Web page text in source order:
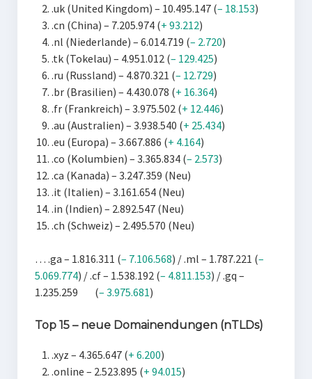
.uk (United Kingdom) – 10.495.147 (– 18.153)
.cn (China) – 7.205.974 (+ 93.212)
.nl (Niederlande) – 6.014.719 (– 2.720)
.tk (Tokelau) – 4.951.012 (– 129.425)
.ru (Russland) – 4.870.321 (– 12.729)
.br (Brasilien) – 4.430.078 (+ 16.364)
.fr (Frankreich) – 3.975.502 (+ 12.446)
.au (Australien) – 3.938.540 (+ 25.434)
.eu (Europa) – 3.667.886 (+ 4.164)
.co (Kolumbien) – 3.365.834 (– 2.573)
.ca (Kanada) – 3.247.359 (Neu)
.it (Italien) – 3.161.654 (Neu)
.in (Indien) – 2.892.547 (Neu)
.ch (Schweiz) – 2.495.570 (Neu)
… .ga – 1.816.311 (– 7.106.568) / .ml – 1.787.221 (–
5.069.774) / .cf – 1.538.192 (– 4.811.153) / .gq –
1.235.259 (– 3.975.681)
Top 15 – neue Domainendungen (nTLDs)
.xyz – 4.365.647 (+ 6.200)
.online – 2.523.895 (+ 94.015)